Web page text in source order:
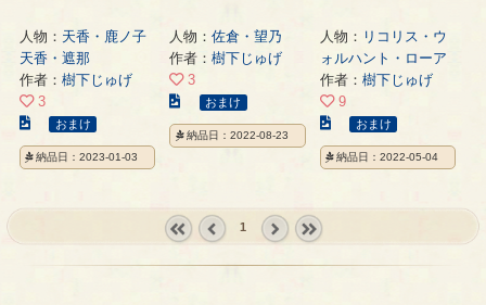
人物： 天香・鹿ノ子
天香・遮那
作者： 樹下じゅげ
3
こ
の
イ
おまけ
納品日：2023-01-03
人物：佐倉・望乃
作者：樹下じゅげ
3
こ
の
イ
の
おまけ
納品日：2022-08-23
人物： リコリス・ウ
ォルハント・ローア
作者： 樹下じゅげ
9
こ
の
イ
おまけ
納品日：2022-05-04
1